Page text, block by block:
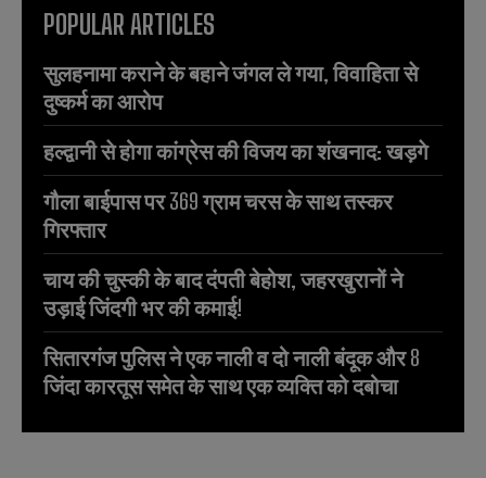
POPULAR ARTICLES
सुलहनामा कराने के बहाने जंगल ले गया, विवाहिता से
दुष्कर्म का आरोप
हल्द्वानी से होगा कांग्रेस की विजय का शंखनाद: खड़गे
गौला बाईपास पर 369 ग्राम चरस के साथ तस्कर
गिरफ्तार
चाय की चुस्की के बाद दंपती बेहोश, जहरखुरानों ने
उड़ाई जिंदगी भर की कमाई!
सितारगंज पुलिस ने एक नाली व दो नाली बंदूक और 8
जिंदा कारतूस समेत के साथ एक व्यक्ति को दबोचा